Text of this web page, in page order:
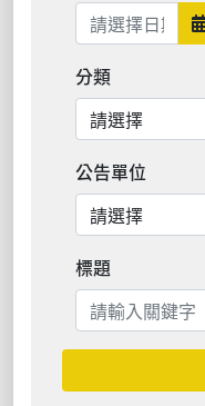
分類
公告單位
標題
搜尋